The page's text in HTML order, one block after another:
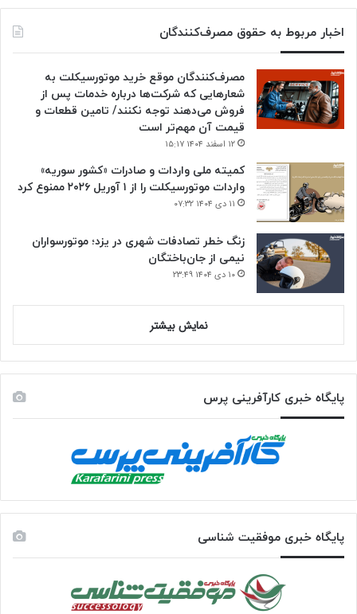
اخبار مربوط به حقوق مصرف‌کنندگان
مصرف‌کنندگان موقع خرید موتورسیکلت به
شعارهایی که شرکت‌ها درباره خدمات پس از
فروش می‌دهند توجه نکنند/ تامین قطعات و
قیمت آن مهم‌تر است
۱۲ اسفند ۱۴۰۴ ۱۵:۱۷
کمیته ملی واردات و صادرات «کشور سوریه»
واردات موتورسیکلت را از ۱ آوریل ۲۰۲۶ ممنوع کرد
۱۱ دی ۱۴۰۴ ۰۷:۳۲
زنگ خطر تصادفات شهری در یزد؛ موتورسواران
نیمی از جان‌باختگان
۱۰ دی ۱۴۰۴ ۲۳:۴۹
نمایش بیشتر
پایگاه خبری کارآفرینی پرس
پایگاه خبری موفقیت شناسی